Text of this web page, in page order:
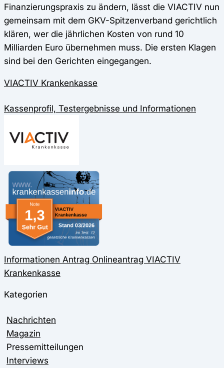
Finanzierungspraxis zu ändern, lässt die VIACTIV nun
gemeinsam mit dem GKV-Spitzenverband gerichtlich
klären, wer die jährlichen Kosten von rund 10
Milliarden Euro übernehmen muss. Die ersten Klagen
sind bei den Gerichten eingegangen.
VIACTIV Krankenkasse
Kassenprofil, Testergebnisse und Informationen
Informationen Antrag Onlineantrag VIACTIV
Krankenkasse
Kategorien
Nachrichten
Magazin
Pressemitteilungen
Interviews